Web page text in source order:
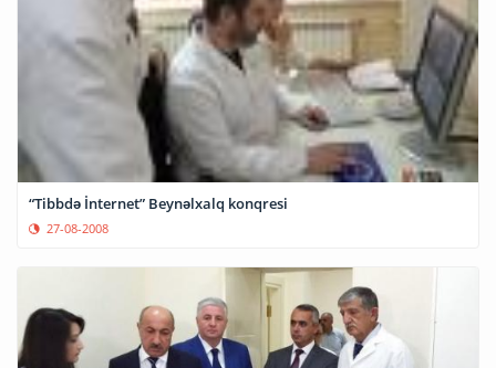
“Tibbdə İnternet” Beynəlxalq konqresi
27-08-2008